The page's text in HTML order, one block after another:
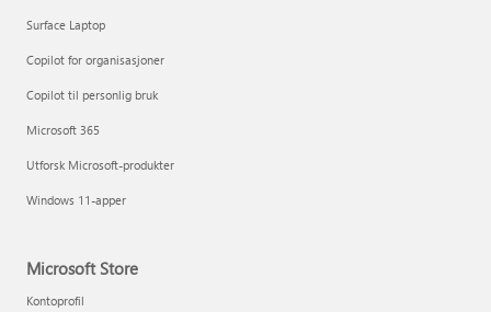
Surface Laptop
Copilot for organisasjoner
Copilot til personlig bruk
Microsoft 365
Utforsk Microsoft-produkter
Windows 11-apper
Microsoft Store
Kontoprofil